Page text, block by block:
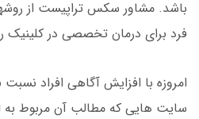
باشد. مشاور سکس تراپیست از
فرد برای درمان تخصصی در کلینیک
امروزه با افزایش آگاهی افراد
سایت هایی که مطالب آن مربوط به